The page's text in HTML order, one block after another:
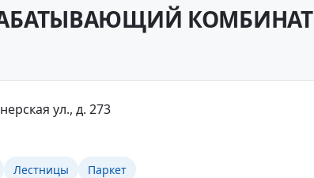
КОМБИНАТ
ул., д. 273
Лестницы
Паркет